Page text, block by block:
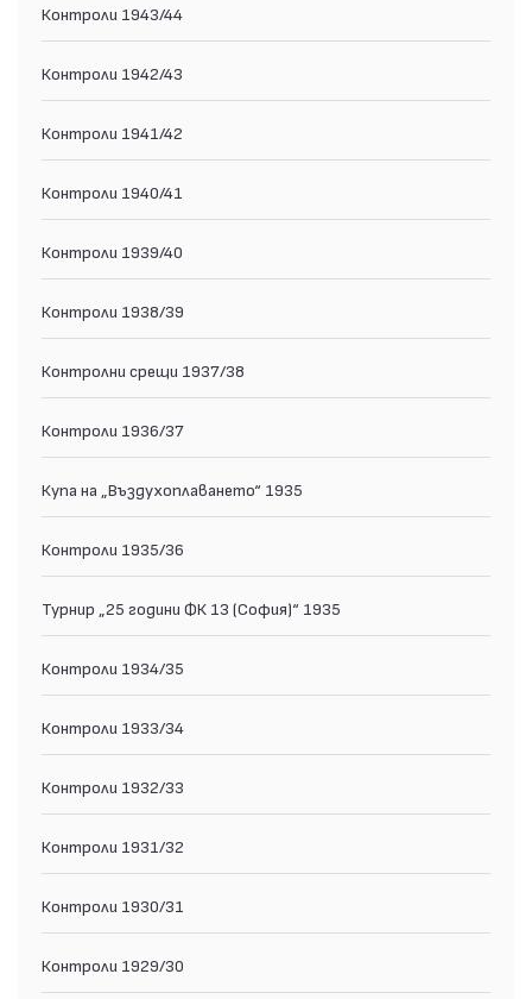
Контроли 1943/44
Контроли 1942/43
Контроли 1941/42
Контроли 1940/41
Контроли 1939/40
Контроли 1938/39
Контролни срещи 1937/38
Контроли 1936/37
Купа на „Въздухоплаването“ 1935
Контроли 1935/36
Турнир „25 години ФК 13 (София)“ 1935
Контроли 1934/35
Контроли 1933/34
Контроли 1932/33
Контроли 1931/32
Контроли 1930/31
Контроли 1929/30